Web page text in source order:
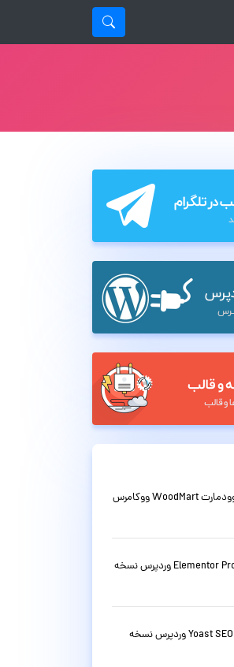
قالب فروشگاهی چندمنظوره وودمارت WoodMart ووکامرس
افزونه صفحه ساز المنتور پرو Elementor Pro وردپرس نسخه
افزونه فارسی سئو Yoast SEO Premium وردپرس نسخه